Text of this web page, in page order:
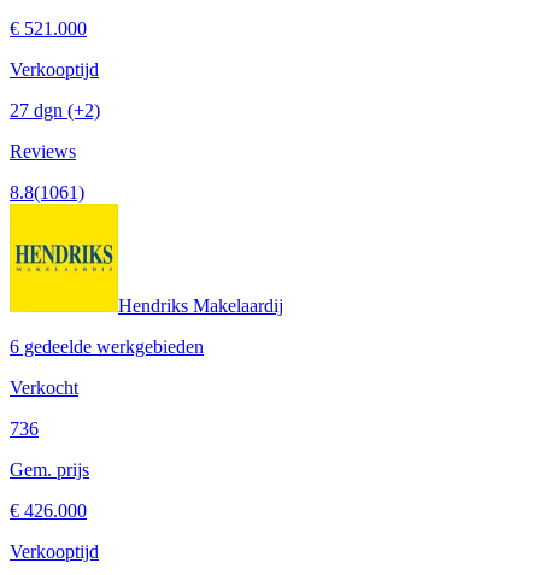
€ 521.000
Verkooptijd
27 dgn (+2)
Reviews
8.8(1061)
Hendriks Makelaardij
6 gedeelde werkgebieden
Verkocht
736
Gem. prijs
€ 426.000
Verkooptijd